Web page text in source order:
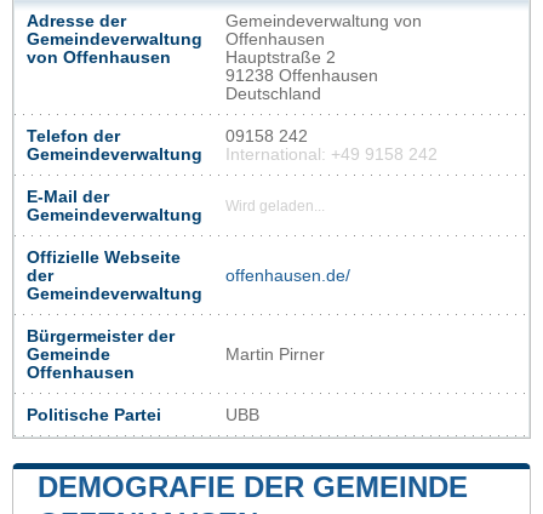
Adresse der
Gemeindeverwaltung
von Offenhausen
Gemeindeverwaltung von
Offenhausen
Hauptstraße 2
91238 Offenhausen
Deutschland
Telefon der
Gemeindeverwaltung
09158 242
International: +49 9158 242
E-Mail der
Gemeindeverwaltung
Wird geladen...
Offizielle Webseite
der
Gemeindeverwaltung
offenhausen.de/
Bürgermeister der
Gemeinde
Offenhausen
Martin Pirner
Politische Partei UBB
DEMOGRAFIE DER GEMEINDE